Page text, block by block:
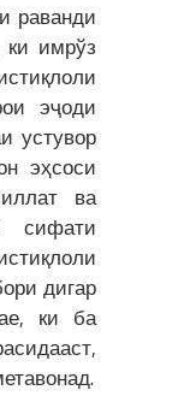
раванди
имрўз
эҷоди
устувор
эҳсоси
ва
сифати
дигар
ки ба